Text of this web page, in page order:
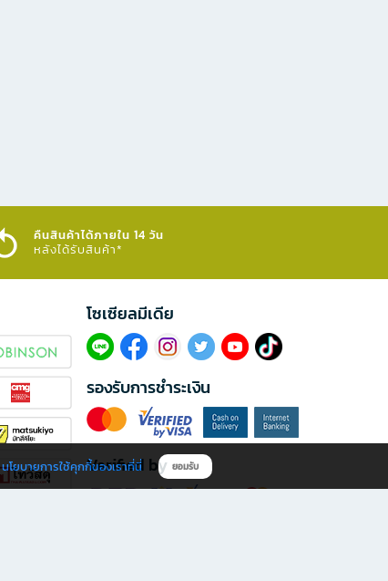
คืนสินค้าได้ภายใน 14 วัน
หลังได้รับสินค้า*
โซเซียลมีเดีย​
รองรับการชำระเงิน
Verified by
นโยบายการใช้คุกกี้ของเราที่นี่ ยอมรับ